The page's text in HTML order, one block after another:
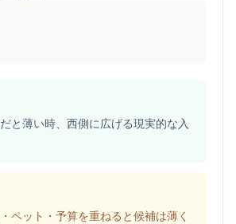
と薄い時、西側に広げる現実的な入
ペット・予算を重ねると候補は薄く